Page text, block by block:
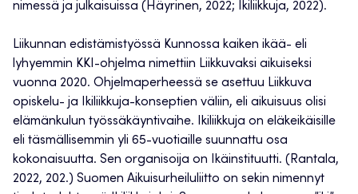
nimessä ja julkaisuissa (Häyrinen, 2022; Ikiliikkuja, 2022).
Liikunnan edistämistyössä Kunnossa kaiken ikää- eli
lyhyemmin KKI-ohjelma nimettiin Liikkuvaksi aikuiseksi
vuonna 2020. Ohjelmaperheessä se asettuu Liikkuva
opiskelu- ja Ikiliikkuja-konseptien väliin, eli aikuisuus olisi
elämänkulun työssäkäyntivaihe. Ikiliikkuja on eläkeikäisille
eli täsmällisemmin yli 65-vuotiaille suunnattu osa
kokonaisuutta. Sen organisoija on Ikäinstituutti. (Rantala,
2022, 202.) Suomen Aikuisurheiluliitto on sekin nimennyt